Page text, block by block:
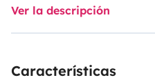
modèle Profilé Slim 5 est
2,8TD moteur fiable et
Le châssis Alko en
Ver la descripción
Características